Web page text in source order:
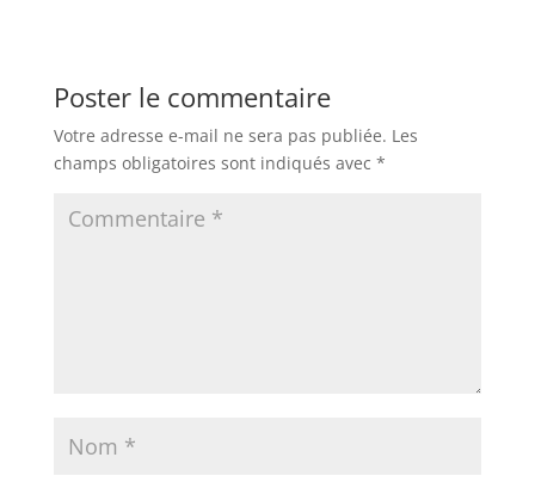
Poster le commentaire
Votre adresse e-mail ne sera pas publiée. Les
champs obligatoires sont indiqués avec *